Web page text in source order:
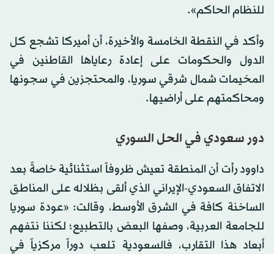
للنظام الحاكم».
وأكد في النقطة الخامسة والأخيرة، أن أميركا تشجع كل
الدول والحكومات على إعادة رعاياها القاطنين في
المخيمات شمال شرقي سوريا، والمحتجزين في سجونها
ومحاكمتهم على أراضيها.
دور سعودي في الحل السوري
داوود رأت أن المنطقة تعيش ظروفاً استثنائية خاصةً بعد
الاتفاق السعودي-الإيراني الذي ألقى بظلاله على المناطق
الساخنة كافة في الشرق الأوسط، وقالت: «عودة سوريا
للجامعة العربية، وصفها البعض بالتطبيع؛ لكننا نتفهم
أبعاد هذا التقارب، فالسعودية تلعب دوراً مركزياً في